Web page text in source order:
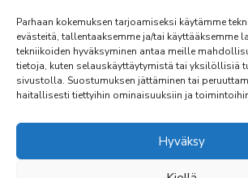
Parhaan kokemuksen tarjoamiseksi käytämme
evästeitä, tallentaaksemme ja/tai käyttääksemme
tekniikoiden hyväksyminen antaa meille
tietoja, kuten selauskäyttäytymistä tai yksilöllisiä
sivustolla. Suostumuksen jättäminen tai
haitallisesti tiettyihin ominaisuuksiin ja
Hyväksy
Suomen Pelastusalan Keskusjärjestö
SPEK
Federation of EUropean Fire Officers